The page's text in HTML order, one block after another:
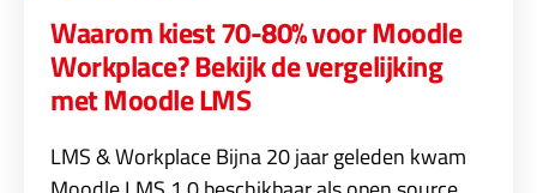
Waarom kiest 70-80% voor Moodle
Workplace? Bekijk de vergelijking
met Moodle LMS
LMS & Workplace Bijna 20 jaar geleden kwam